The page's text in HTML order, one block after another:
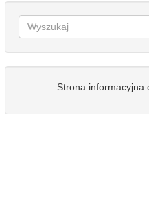
Strona informacyjna